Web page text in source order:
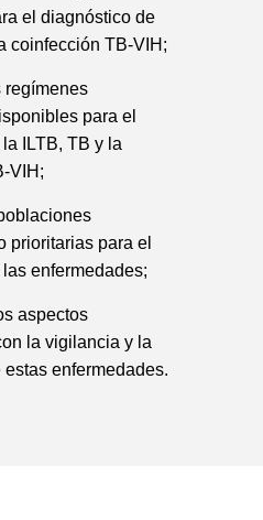
el diagnóstico de
coinfección TB-VIH;
regímenes
para el
ILTB, TB y la
VIH;
prioritarias para el
enfermedades;
aspectos
la vigilancia y la
enfermedades.